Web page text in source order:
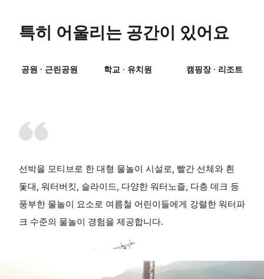
특히 어울리는 공간이 있어요
공원 · 근린공원 학교 · 유치원 캠핑장 · 리조트
선박을 모티브로 한 대형 물놀이 시설로, 빨간 선체와 흰
돛대, 워터버킷, 슬라이드, 다양한 워터노즐, 다층 데크 등
풍부한 물놀이 요소로 여름철 어린이들에게 강렬한 워터파
크 수준의 물놀이 경험을 제공합니다.